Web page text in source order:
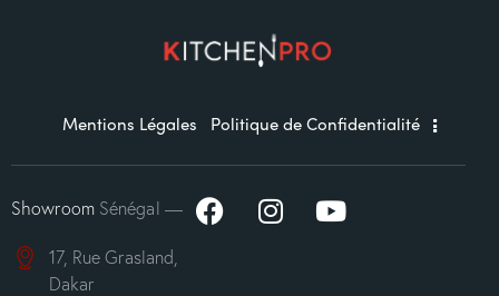
Mentions Légales Politique de Confidentialité
ShowroomSénégal —
17, Rue Grasland,
Dakar